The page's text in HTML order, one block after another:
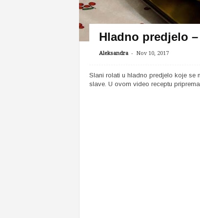
Hladno predjelo
Aleksandra - Nov 10, 2017
Slani rolati u hladno predjelo koje se
slave. U ovom video receptu